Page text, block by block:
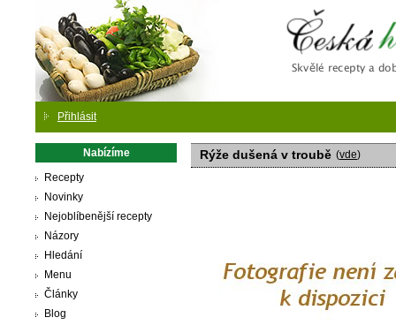
Přihlásit
Nabízíme
Recepty
Novinky
Nejoblíbenější recepty
Názory
Hledání
Menu
Články
Blog
Rýže dušená v troubě (vde)